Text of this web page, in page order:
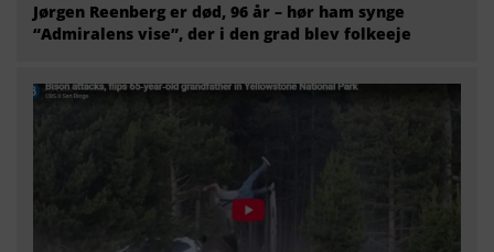
Jørgen Reenberg er død, 96 år – hør ham synge
“Admiralens vise”, der i den grad blev folkeeje